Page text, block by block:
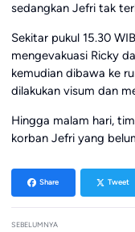
sedangkan Jefri tak
Sekitar pukul 15.30
mengevakuasi Ricky
kemudian dibawa ke
dilakukan visum dan
Hingga malam hari,
korban Jefri yang
Share Tweet
SEBELUMNYA